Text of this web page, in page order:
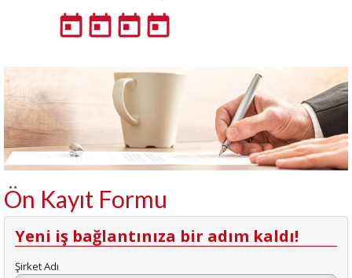
Ön Kayıt Formu
Yeni iş bağlantınıza bir adım kaldı!
Şirket Adı